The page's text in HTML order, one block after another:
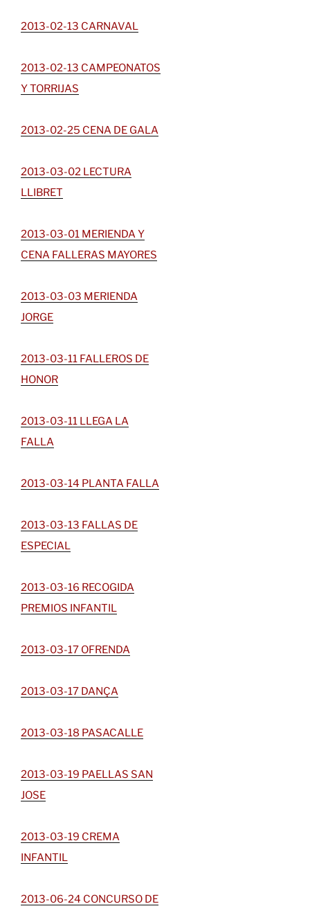
2013-02-13 CARNAVAL
2013-02-13 CAMPEONATOS
Y TORRIJAS
2013-02-25 CENA DE GALA
2013-03-02 LECTURA
LLIBRET
2013-03-01 MERIENDA Y
CENA FALLERAS MAYORES
2013-03-03 MERIENDA
JORGE
2013-03-11 FALLEROS DE
HONOR
2013-03-11 LLEGA LA
FALLA
2013-03-14 PLANTA FALLA
2013-03-13 FALLAS DE
ESPECIAL
2013-03-16 RECOGIDA
PREMIOS INFANTIL
2013-03-17 OFRENDA
2013-03-17 DANÇA
2013-03-18 PASACALLE
2013-03-19 PAELLAS SAN
JOSE
2013-03-19 CREMA
INFANTIL
2013-06-24 CONCURSO DE